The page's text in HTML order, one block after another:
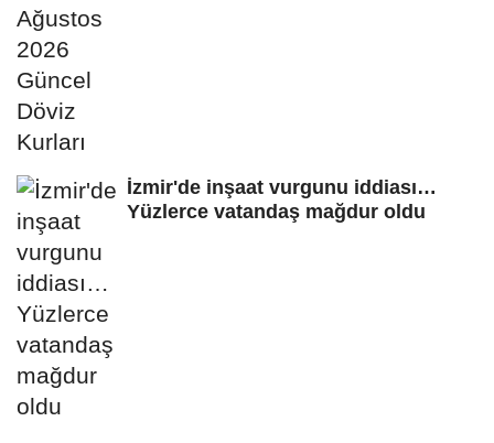
İzmir'de inşaat vurgunu iddiası…
Yüzlerce vatandaş mağdur oldu